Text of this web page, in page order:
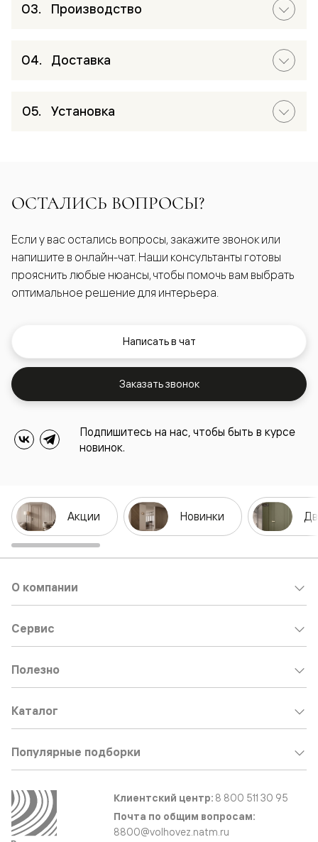
Производство
Доставка
Установка
ОСТАЛИСЬ ВОПРОСЫ?
Если у вас остались вопросы, закажите звонок или
напишите в онлайн-чат. Наши консультанты готовы
прояснить любые нюансы, чтобы помочь вам выбрать
оптимальное решение для интерьера.
Написать в чат
Заказать звонок
Подпишитесь на нас, чтобы быть в курсе
новинок.
Акции Новинки
О компании
Сервис
Полезно
Каталог
Популярные подборки
Клиентский центр: 8 800 511 30 95
Почта по общим вопросам:
8800@volhovez.natm.ru